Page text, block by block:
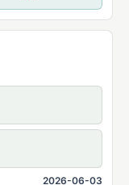
2026-06-03